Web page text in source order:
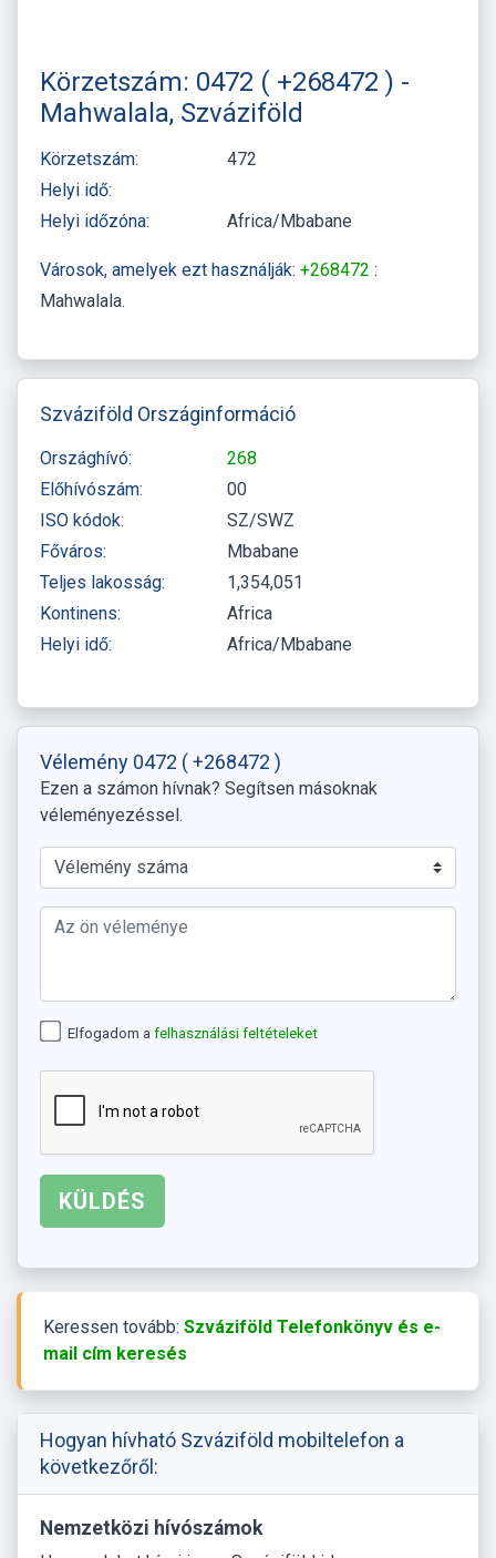
Körzetszám: 0472 ( +268472 ) -
Mahwalala, Szváziföld
Körzetszám:
472
Helyi idő:
Helyi időzóna:
Africa/Mbabane
Városok, amelyek ezt használják: +268472 :
Mahwalala
Szváziföld Országinformáció
Országhívó:
268
Előhívószám:
00
ISO kódok:
SZ/SWZ
Főváros:
Mbabane
Teljes lakosság:
1,354,051
Kontinens:
Africa
Helyi idő:
Africa/Mbabane
Vélemény 0472 ( +268472 )
Ezen a számon hívnak? Segítsen másoknak
véleményezéssel.
Elfogadom a felhasználási feltételeket
Keressen tovább: Szváziföld Telefonkönyv és e-
mail cím keresés
Hogyan hívható Szváziföld mobiltelefon a
következőről:
Nemzetközi hívószámok